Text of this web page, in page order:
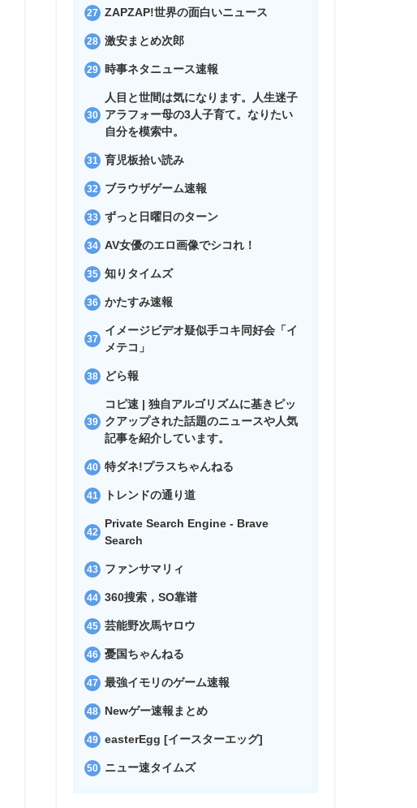
ZAPZAP!世界の面白いニュース
激安まとめ次郎
時事ネタニュース速報
人目と世間は気になります。人生迷子
アラフォー母の3人子育て。なりたい
自分を模索中。
育児板拾い読み
ブラウザゲーム速報
ずっと日曜日のターン
AV女優のエロ画像でシコれ！
知りタイムズ
かたすみ速報
イメージビデオ疑似手コキ同好会「イ
メテコ」
どら報
コピ速 | 独自アルゴリズムに基きピッ
クアップされた話題のニュースや人気
記事を紹介しています。
特ダネ!プラスちゃんねる
トレンドの通り道
Private Search Engine - Brave
Search
ファンサマリィ
360搜索，SO靠谱
芸能野次馬ヤロウ
憂国ちゃんねる
最強イモリのゲーム速報
Newゲー速報まとめ
easterEgg [イースターエッグ]
ニュー速タイムズ